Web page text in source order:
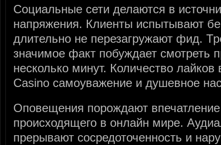
Социальные сети делаются в
напряжения. Клиенты испытывают
длительно не перезагружают фид.
значимое факт побуждает смотреть
несколько минут. Количество лайков
Casino самоуважение и душевное
Оповещения порождают
происходящего в онлайн мире.
прерывают сосредоточенность и